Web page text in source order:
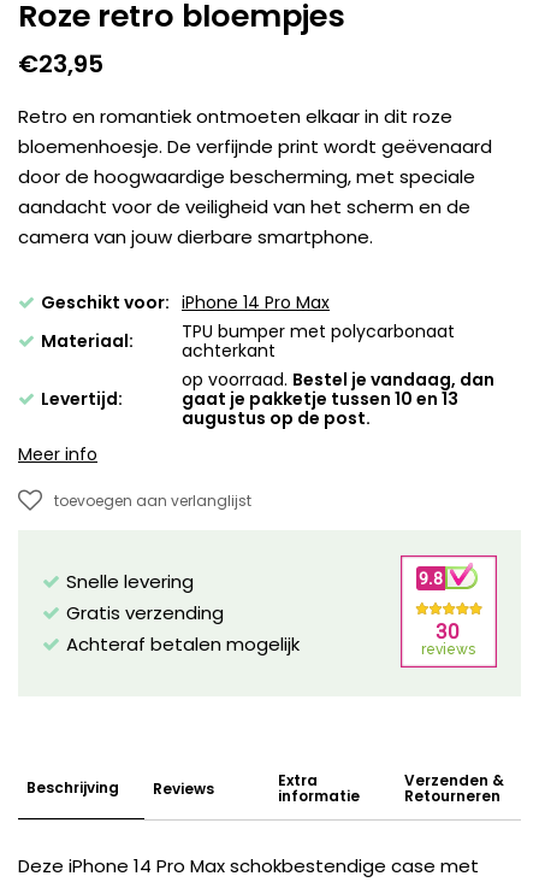
Roze retro bloempjes
€23,95
Retro en romantiek ontmoeten elkaar in dit roze
bloemenhoesje. De verfijnde print wordt geëvenaard
door de hoogwaardige bescherming, met speciale
aandacht voor de veiligheid van het scherm en de
camera van jouw dierbare smartphone.
Geschikt voor: iPhone 14 Pro Max
Materiaal:
TPU bumper met polycarbonaat
achterkant
Levertijd:
op voorraad. Bestel je vandaag, dan
gaat je pakketje tussen 10 en 13
augustus op de post.
Meer info
toevoegen aan verlanglijst
Snelle levering
Gratis verzending
Achteraf betalen mogelijk
Beschrijving Reviews Extra
informatie
Verzenden &
Retourneren
Deze iPhone 14 Pro Max schokbestendige case met